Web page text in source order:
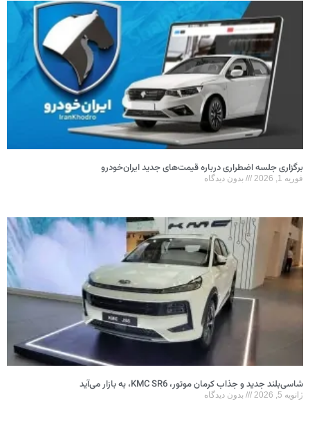
برگزاری جلسه اضطراری درباره قیمت‌های جدید ایران‌خودرو
فوریه 1, 2026 بدون دیدگاه
شاسی‌بلند جدید و جذاب کرمان موتور، KMC SR6، به بازار می‌آید
ژانویه 5, 2026 بدون دیدگاه